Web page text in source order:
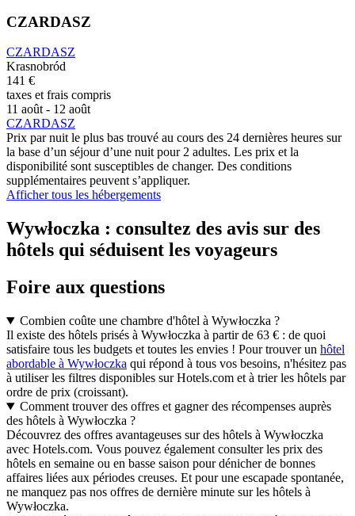
CZARDASZ
CZARDASZ
Krasnobród
141 €
taxes et frais compris
11 août - 12 août
CZARDASZ
Prix par nuit le plus bas trouvé au cours des 24 dernières heures sur
la base d’un séjour d’une nuit pour 2 adultes. Les prix et la
disponibilité sont susceptibles de changer. Des conditions
supplémentaires peuvent s’appliquer.
Afficher tous les hébergements
Wywłoczka : consultez des avis sur des
hôtels qui séduisent les voyageurs
Foire aux questions
Combien coûte une chambre d'hôtel à Wywłoczka ?
Il existe des hôtels prisés à Wywłoczka à partir de 63 € : de quoi
satisfaire tous les budgets et toutes les envies ! Pour trouver un hôtel
abordable à Wywłoczka qui répond à tous vos besoins, n'hésitez pas
à utiliser les filtres disponibles sur Hotels.com et à trier les hôtels par
ordre de prix (croissant).
Comment trouver des offres et gagner des récompenses auprès
des hôtels à Wywłoczka ?
Découvrez des offres avantageuses sur des hôtels à Wywłoczka
avec Hotels.com. Vous pouvez également consulter les prix des
hôtels en semaine ou en basse saison pour dénicher de bonnes
affaires liées aux périodes creuses. Et pour une escapade spontanée,
ne manquez pas nos offres de dernière minute sur les hôtels à
Wywłoczka.